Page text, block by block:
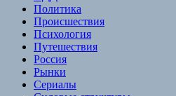
Политика
Происшествия
Психология
Путешествия
Россия
Рынки
Сериалы